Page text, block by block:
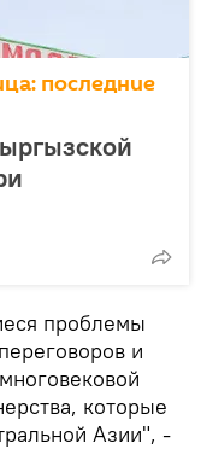
последние
проблемы
и
которые
Азии", -